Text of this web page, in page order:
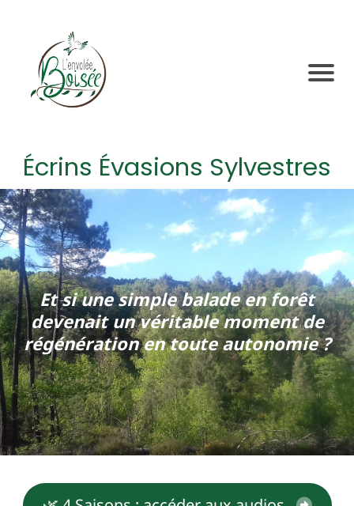
Écrins Évasions Sylvestres
Et si une simple balade en forêt
devenait un véritable moment de
régénération en toute autonomie ?